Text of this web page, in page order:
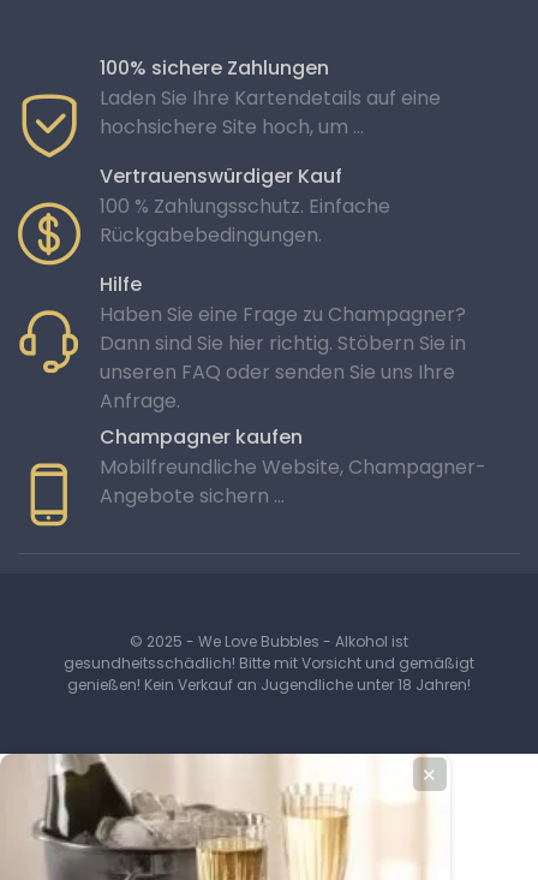
100% sichere Zahlungen
Laden Sie Ihre Kartendetails auf eine
hochsichere Site hoch, um ...
Vertrauenswürdiger Kauf
100 % Zahlungsschutz. Einfache
Rückgabebedingungen.
Hilfe
Haben Sie eine Frage zu Champagner?
Dann sind Sie hier richtig. Stöbern Sie in
unseren FAQ oder senden Sie uns Ihre
Anfrage.
Champagner kaufen
Mobilfreundliche Website, Champagner-
Angebote sichern …
© 2025 - We Love Bubbles - Alkohol ist
gesundheitsschädlich! Bitte mit Vorsicht und gemäßigt
genießen! Kein Verkauf an Jugendliche unter 18 Jahren!
✕